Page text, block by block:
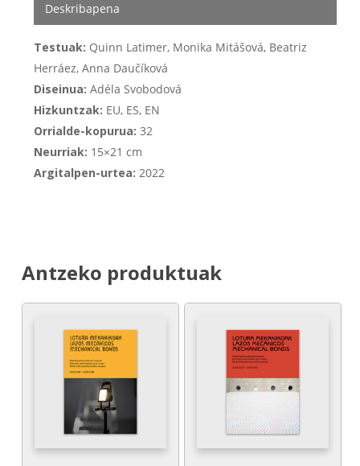
Deskribapena
Testuak: Quinn Latimer, Monika Mitášová, Beatriz
Herráez, Anna Daučíková
Diseinua: Adéla Svobodová
Hizkuntzak: EU, ES, EN
Orrialde-kopurua: 32
Neurriak: 15×21 cm
Argitalpen-urtea: 2022
Antzeko produktuak